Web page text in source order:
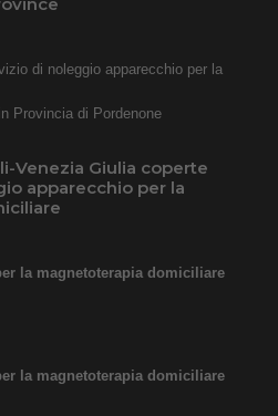
di noleggio apparecchio per la
Provincia di Pordenone
Venezia Giulia coperte
apparecchio per la
la magnetoterapia domiciliare
la magnetoterapia domiciliare